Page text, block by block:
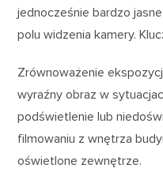
jednocześnie bardzo
polu widzenia kamery.
Zrównoważenie
wyraźny obraz w
podświetlenie lub
filmowaniu z wnętrza
oświetlone zewnętrze.